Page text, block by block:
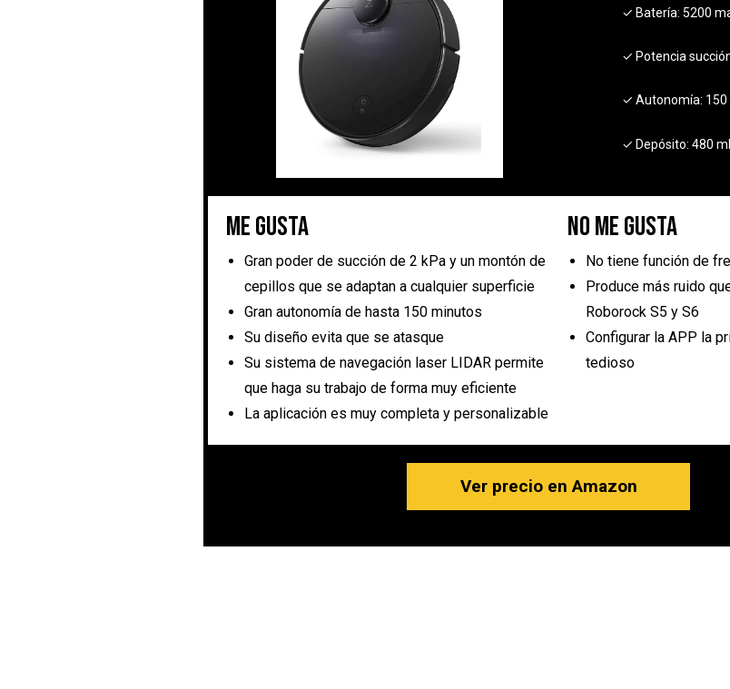
✓ Batería: 5200
✓ Potencia
✓ Autonomía:
✓ Depósito: 480 ml
Me gusta
Gran poder de succión de 2 kPa y un montón de
cepillos que se adaptan a cualquier superficie
Gran autonomía de hasta 150 minutos
Su diseño evita que se atasque
Su sistema de navegación laser LIDAR permite
que haga su trabajo de forma muy eficiente
La aplicación es muy completa y personalizable
No me gusta
No tiene función de
Produce más ruido
Roborock S5 y S6
Configurar la APP la
tedioso
Ver precio en Amazon